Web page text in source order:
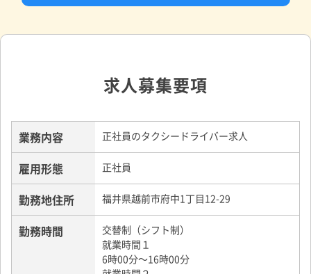
求人募集要項
業務内容 正社員のタクシードライバー求人
雇用形態 正社員
勤務地住所 福井県越前市府中1丁目12-29
勤務時間
交替制（シフト制）
就業時間１
6時00分～16時00分